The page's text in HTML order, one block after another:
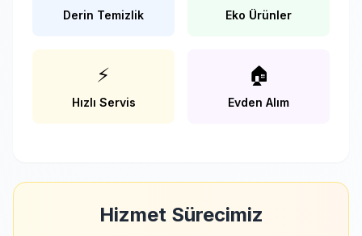
Derin Temizlik Eko Ürünler
⚡
Hızlı Servis
🏠
Evden Alım
Hizmet Sürecimiz